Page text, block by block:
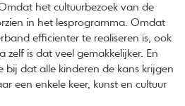
het cultuurbezoek van de
in het lesprogramma. Omdat
efficienter te realiseren is, ook
zelf is dat veel gemakkelijker. En
dat alle kinderen de kans krijgen
een enkele keer, kunst en cultuur